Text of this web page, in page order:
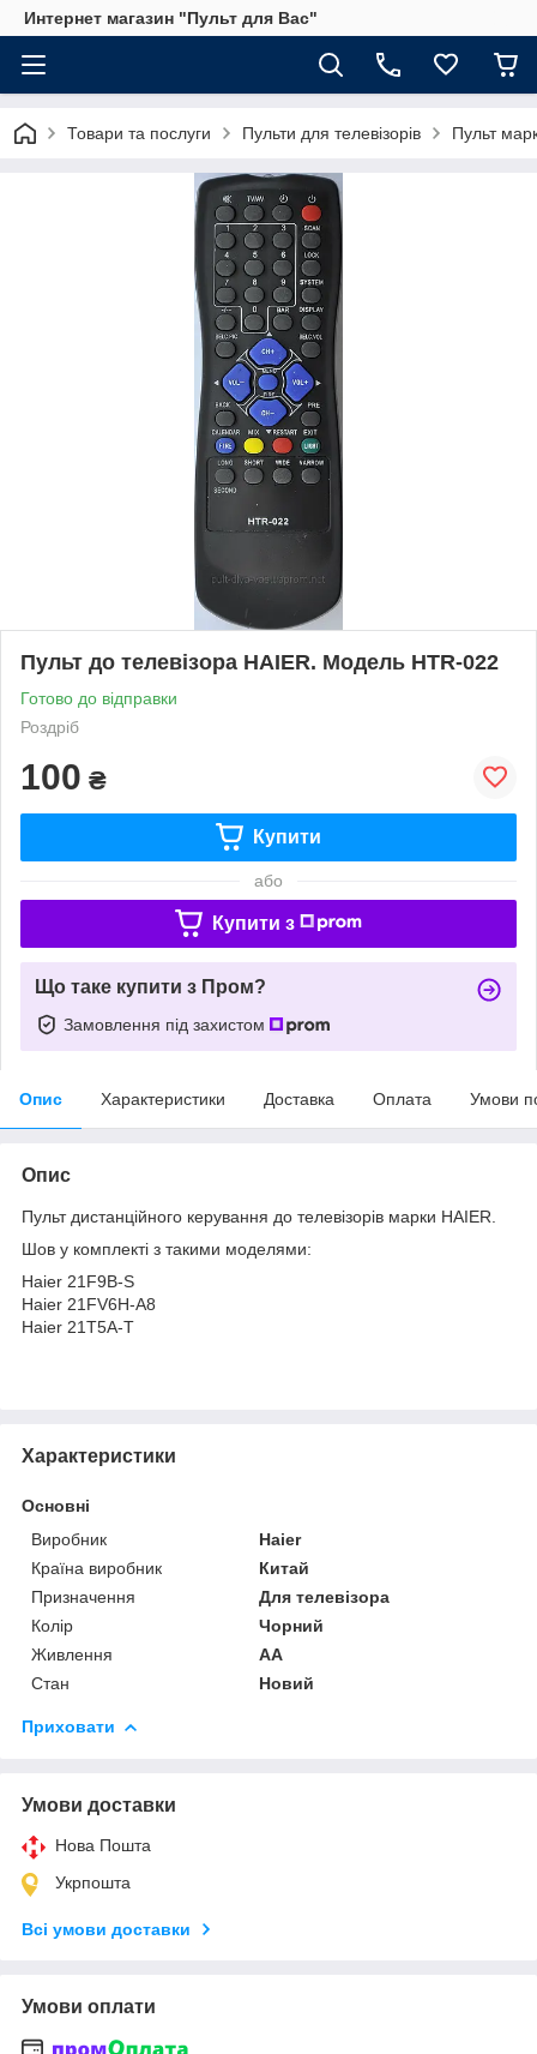
Интернет магазин "Пульт для Вас"
Товари та послуги Пульти для телевізорів Пульт
Пульт до телевізора HAIER. Модель HTR-022
Готово до відправки
Роздріб
100 ₴
Купити
або
Купити з
Що таке купити з Пром?
Замовлення під захистом
Опис Характеристики Доставка Оплата Умови
Опис
Пульт дистанційного керування до телевізорів марки HAIER.
Шов у комплекті з такими моделями:
Haier 21F9B-S
Haier 21FV6H-A8
Haier 21T5A-T
Характеристики
Основні
Виробник
Haier
Країна виробник
Китай
Призначення
Для телевізора
Колір
Чорний
Живлення
AA
Стан
Новий
Приховати
Умови доставки
Нова Пошта
Укрпошта
Всі умови доставки
Умови оплати